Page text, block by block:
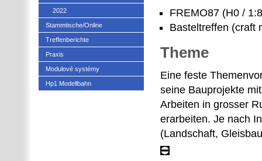
FREMO87 (H0 /
Basteltreffen (craft
Theme
Eine feste
seine Bauprojekte
Arbeiten in grosser
erarbeiten. Je nach
(Landschaft,
2022
Stammtische/Online
Treffenberichte
Praxis
Modulové systémy
Hp1 Modellbahn